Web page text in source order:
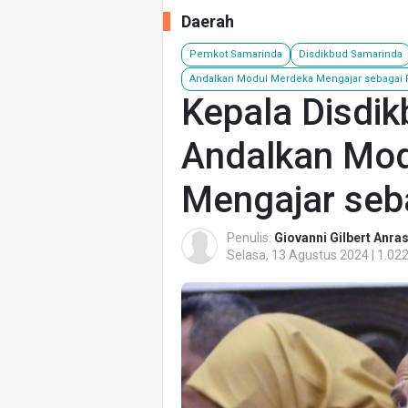
Daerah
Pemkot Samarinda Disdikbud Samarinda
Andalkan Modul Merdeka Mengajar sebagai
Kepala
Andalkan
Mengajar
Penulis: Giovanni Gilbert Anras
Selasa, 13 Agustus 2024 |